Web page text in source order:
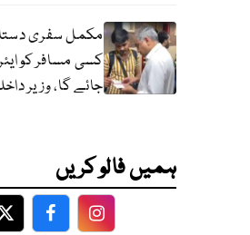
مکمل سفری
کسی مسافر کو
جائے گا، وزیر
ہمیں فالو کریں
TwitterFacebookFacebook